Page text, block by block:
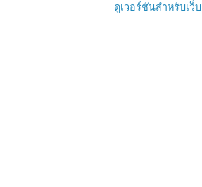
ดูเวอร์ชันสำหรับเว็บ